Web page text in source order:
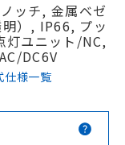
ッチ, 金属ベゼ
）, IP66, プッ
灯ユニット/NC,
DC6V
仕様一覧